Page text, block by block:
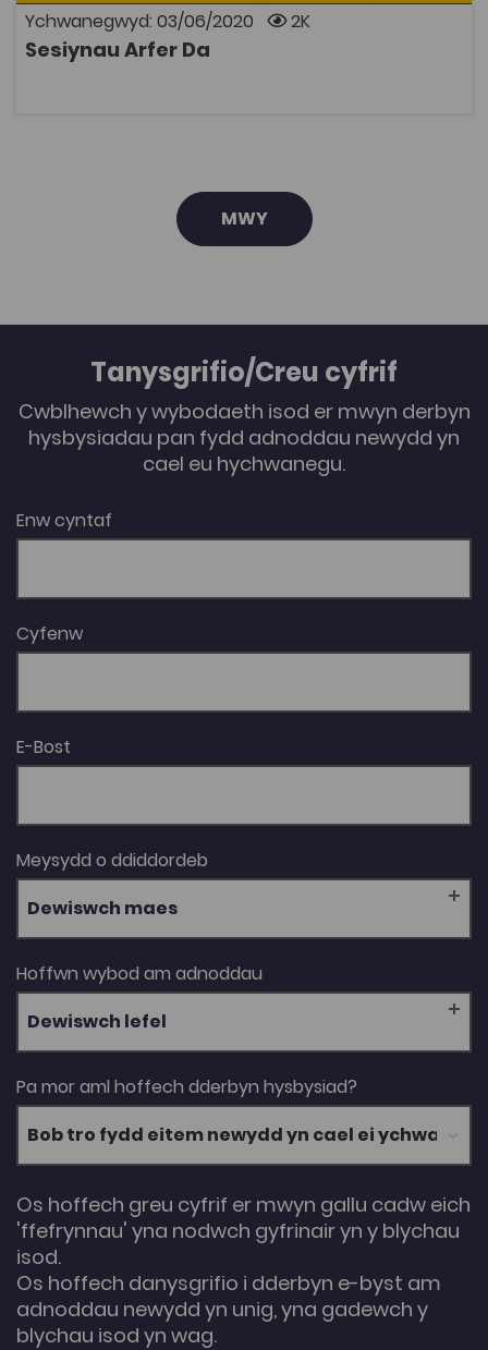
Ychwanegwyd: 03/06/2020 2K
Sesiynau Arfer Da
AGOR
MWY
Tanysgrifio/Creu cyfrif
Cwblhewch y wybodaeth isod er mwyn derbyn
hysbysiadau pan fydd adnoddau newydd yn
cael eu hychwanegu.
Enw cyntaf
Cyfenw
E-Bost
Meysydd o ddiddordeb
Dewiswch maes
Hoffwn wybod am adnoddau
Dewiswch lefel
Pa mor aml hoffech dderbyn hysbysiad?
Os hoffech greu cyfrif er mwyn gallu cadw eich
'ffefrynnau' yna nodwch gyfrinair yn y blychau
isod.
Os hoffech danysgrifio i dderbyn e-byst am
adnoddau newydd yn unig, yna gadewch y
blychau isod yn wag.